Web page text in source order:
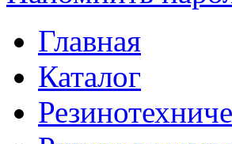
Главная
Каталог